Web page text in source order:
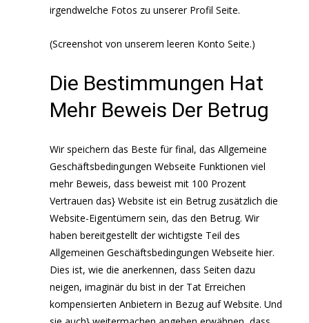
irgendwelche Fotos zu unserer Profil Seite.
(Screenshot von unserem leeren Konto Seite.)
Die Bestimmungen Hat
Mehr Beweis Der Betrug
Wir speichern das Beste für final, das Allgemeine
Geschäftsbedingungen Webseite Funktionen viel
mehr Beweis, dass beweist mit 100 Prozent
Vertrauen das} Website ist ein Betrug zusätzlich die
Website-Eigentümern sein, das den Betrug. Wir
haben bereitgestellt der wichtigste Teil des
Allgemeinen Geschäftsbedingungen Webseite hier.
Dies ist, wie die anerkennen, dass Seiten dazu
neigen, imaginär du bist in der Tat Erreichen
kompensierten Anbietern in Bezug auf Website. Und